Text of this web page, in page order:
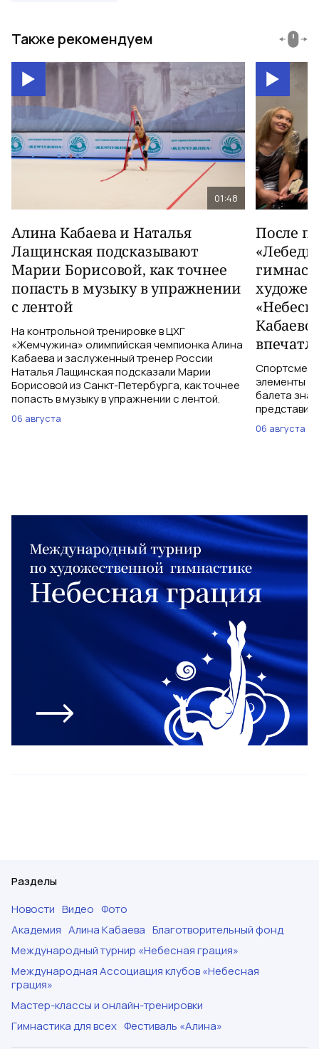
Также рекомендуем
01:48
Алина Кабаева и Наталья
Лащинская подсказывают
Марии Борисовой, как точнее
попасть в музыку в упражнении
с лентой
На контрольной тренировке в ЦХГ
«Жемчужина» олимпийская чемпионка Алина
Кабаева и заслуженный тренер России
Наталья Лащинская подсказали Марии
Борисовой из Санкт-Петербурга, как точнее
попасть в музыку в упражнении с лентой.
06 августа
После
элементы
балета
06 августа
Разделы
Новости Видео Фото
Академия Алина Кабаева Благотворительный фонд
Международный турнир «Небесная грация»
Международная Ассоциация клубов «Небесная
грация»
Мастер-классы и онлайн-тренировки
Гимнастика для всех Фестиваль «Алина»